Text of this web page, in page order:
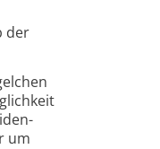
der
iden­
um